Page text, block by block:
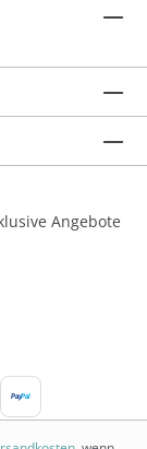
Angebote
PayPal